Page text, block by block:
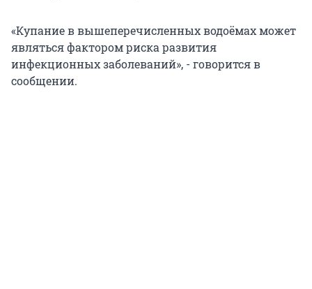
«Купание в вышеперечисленных водоёмах может
являться фактором риска развития
инфекционных заболеваний», - говорится в
сообщении.